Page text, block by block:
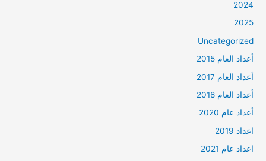
2024
2025
Uncategorized
أعداد العام 2015
أعداد العام 2017
أعداد العام 2018
أعداد عام 2020
اعداد 2019
اعداد عام 2021